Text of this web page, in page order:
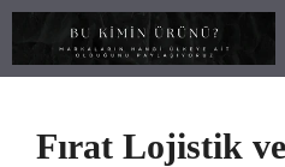
İçeriğe
Fırat Lojistik